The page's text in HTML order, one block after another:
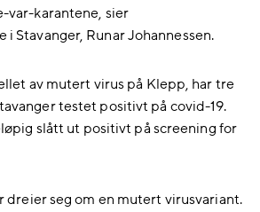
var-karantene, sier
Stavanger, Runar Johannessen.
av mutert virus på Klepp, har tre
testet positivt på covid-19.
slått ut positivt på screening for
dreier seg om en mutert virusvariant.